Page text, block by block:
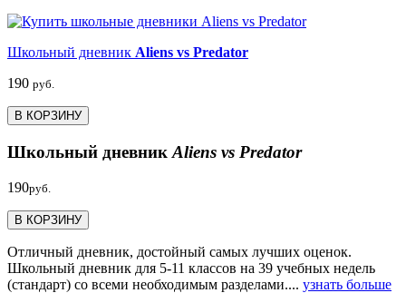
Школьный дневник Aliens vs Predator
190 руб.
В КОРЗИНУ
Школьный дневник Aliens vs Predator
190руб.
В КОРЗИНУ
Отличный дневник, достойный самых лучших оценок.
Школьный дневник для 5-11 классов на 39 учебных недель
(стандарт) со всеми необходимым разделами.... узнать больше